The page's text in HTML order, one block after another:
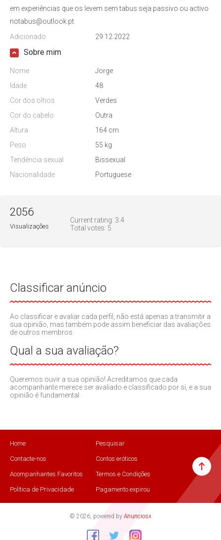
em experiências que os levem sem tabus seja passivo ou activo
notabus@outlook.pt
Adicionado
29.12.2022
Sobre mim
Nome
Jorge
Idade
48
Cor dos olhos
Verdes
Cor do cabelo
Outra
Altura
164 cm
Peso
55 kg
Tendência sexual
Bissexual
Nacionalidade
Portuguese
Current rating: 3.4
Total votes: 5
2056
Visualizações
Classificar anúncio
Ao classificar e avaliar cada perfil, não está apenas a transmitir a
sua opinião, mas também pode assim beneficiar das avaliações
de outros membros.
Qual a sua avaliação?
Queremos ouvir a sua opinião! Acreditamos que cada
acompanhante merece ser avaliado e classificado por si, e a sua
opinião é fundamental.
Home Pesquisar
Contacte-nos Contos eróticos
Acompanhantes Favoritos Termos e Condições
Política de Privacidade Pagamento expirou
© 2026, powered by Anunciosx